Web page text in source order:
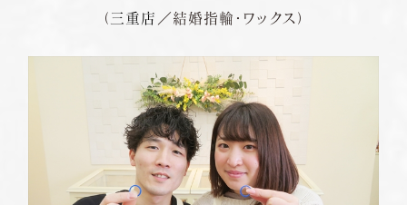
G.festaについて
ベビーリング 結婚記念日リング
デザイン事例
資料請求
（三重店／結婚指輪・ワックス）
名古屋店 TEL.052-261-6676
第2・第4火曜日・毎週水曜日
※祝日の場合は営業
岡崎店 TEL.0564-74-8033
営業時間 10:00〜18:30
定休日
火曜日・水曜日
※祝日の場合は営業